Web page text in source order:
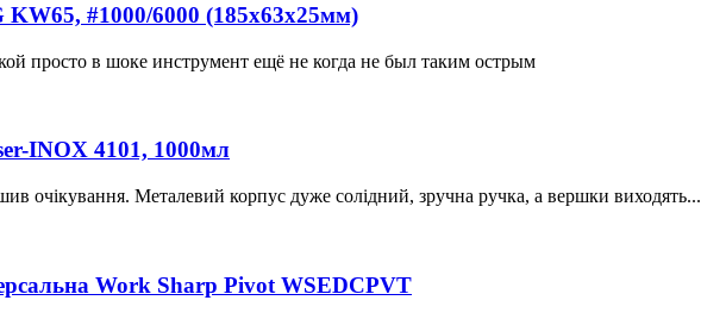
#1000/6000 (185х63х25мм)
просто в шоке инструмент ещё не когда не был таким острым
INOX 4101, 1000мл
очікування. Металевий корпус дуже солідний, зручна ручка, а вершки виходять...
Work Sharp Pivot WSEDCPVT